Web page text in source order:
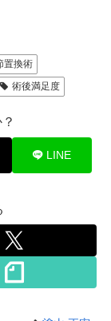
置換術
術後満足度
LINE